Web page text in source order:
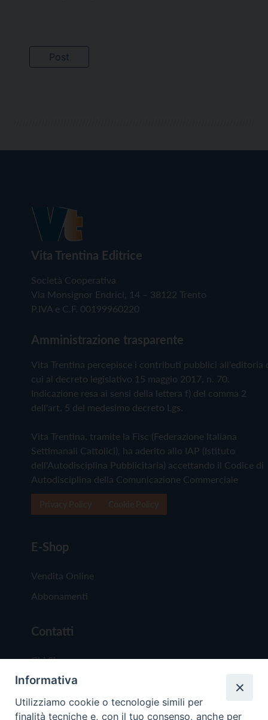
Vita Trentina Editrice
Società Cooperativa
Via Monsignor Endrici, 14 – 38122 Trento
P.IVA e C.F. 00199960220
Amministrazione trasparente
Vita Trentina percepisce i contributi pubblici all'editoria
cui al decreto legislativo 15 maggio 2017, n. 70.
Indicazione resa ai sensi della lettera f) del comma 2
dell'art. 5 del medesimo decreto Lgs.
Vita Trentina, tramite la Fisc (Federazione Italiana
Settimanali Cattolici), ha aderito allo IAP (Istituto
dell'Autodisciplina Pubblicitaria) accettando il Codice di
Autodisciplina della Comunicazione Commerciale
E-Shop
Vendita Online
Abbonamenti
Contatti
Chi Siamo
Redazione
Scrivici
Informativa
Utilizziamo cookie o tecnologie simili per
finalità tecniche e, con il tuo consenso, anche per